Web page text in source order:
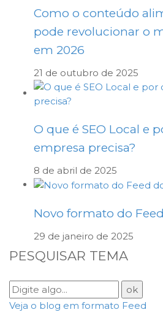
Como o conteúdo
pode revolucionar o
em 2026
21 de outubro de 2025
O que é SEO Local e
empresa precisa?
8 de abril de 2025
Novo formato do
29 de janeiro de 2025
PESQUISAR TEMA
Veja o blog em formato Feed